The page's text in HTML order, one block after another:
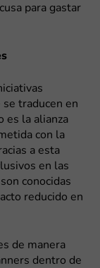
para gastar
traducen en
es la alianza
con la
a esta
en las
conocidas
reducido en
de manera
dentro de